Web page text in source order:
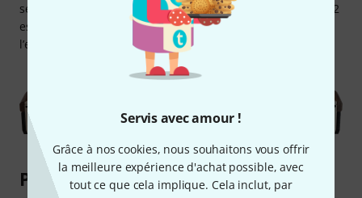
Servis avec amour !
Grâce à nos cookies, nous souhaitons vous offrir
la meilleure expérience d'achat possible, avec
tout ce que cela implique. Cela inclut, par
seul preset. Difficile de faire plus expressif ! Le Polybrute 12
est donc tout aussi à l’aise en studio que sur scène, pour
l’exploration sonore que pour le jeu !
Plus en détail